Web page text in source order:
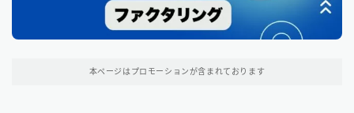
東京都の消費者金融
大阪府の消費者金融 7
本ページはプロモーションが含まれております